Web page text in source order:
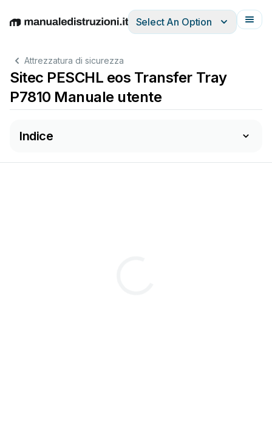
EnglishDeutschEspañolItalianoFrançais
Select An Option
Attrezzatura di sicurezza
Sitec PESCHL eos Transfer Tray
P7810 Manuale utente
Indice